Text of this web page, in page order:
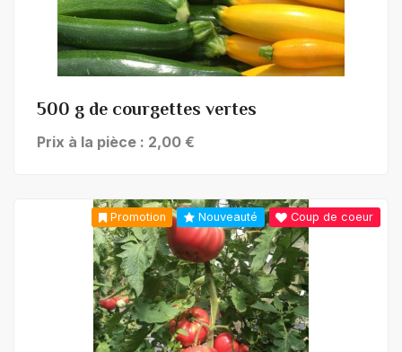
500 g de courgettes vertes
Prix à la pièce : 2,00 €
+ de détails
Promotion Nouveauté Coup de coeur